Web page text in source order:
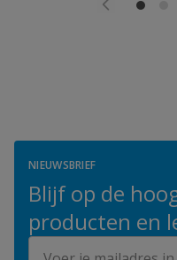
NIEUWSBRIEF
Blijf op de
producten en